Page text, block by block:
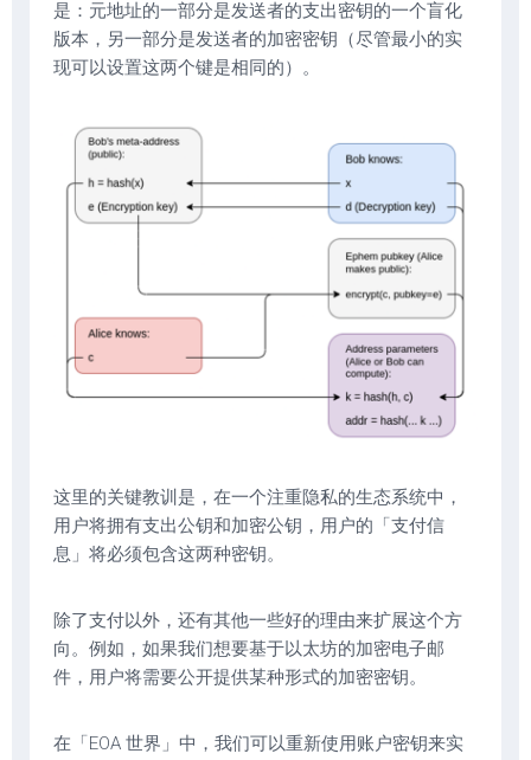
是：元地址的一部分是发送者的支出密钥的一个盲化
版本，另一部分是发送者的加密密钥（尽管最小的实
现可以设置这两个键是相同的）。
这里的关键教训是，在一个注重隐私的生态系统中，
用户将拥有支出公钥和加密公钥，用户的「支付信
息」将必须包含这两种密钥。
除了支付以外，还有其他一些好的理由来扩展这个方
向。例如，如果我们想要基于以太坊的加密电子邮
件，用户将需要公开提供某种形式的加密密钥。
在「EOA 世界」中，我们可以重新使用账户密钥来实